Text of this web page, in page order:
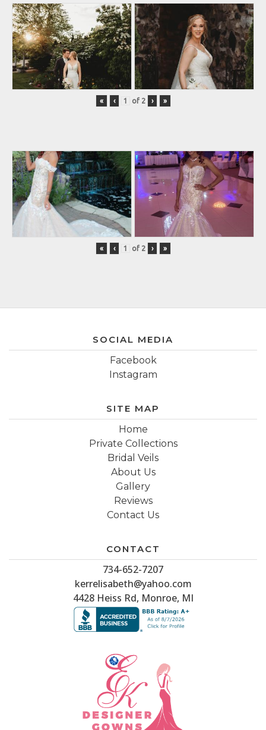
« ‹ of 2 › »
« ‹ of 2 › »
SOCIAL MEDIA
Facebook
Instagram
SITE MAP
Home
Private Collections
Bridal Veils
About Us
Gallery
Reviews
Contact Us
CONTACT
734-652-7207
kerrelisabeth@yahoo.com
4428 Heiss Rd, Monroe, MI